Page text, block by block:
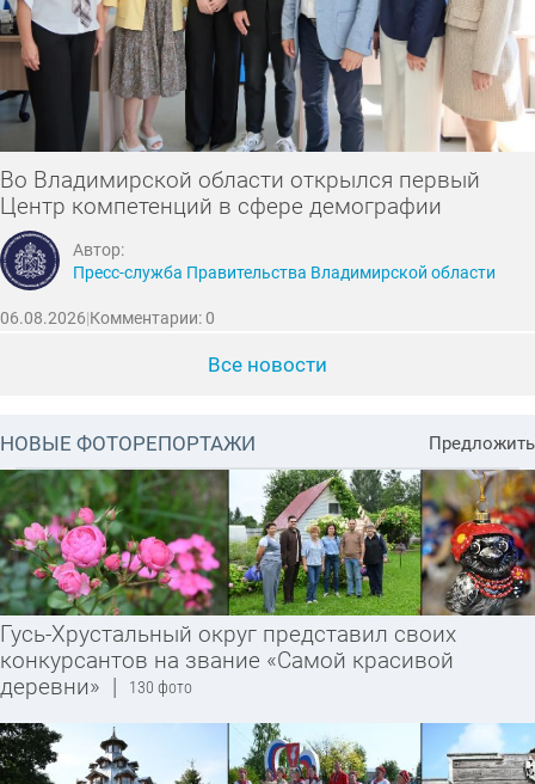
Во Владимирской области открылся первый
Центр компетенций в сфере демографии
Автор:
Пресс-служба Правительства Владимирской области
06.08.2026|Комментарии: 0
Все новости
НОВЫЕ ФОТОРЕПОРТАЖИ Предложить
Гусь-Хрустальный округ представил своих
конкурсантов на звание «Самой красивой
деревни» | 130 фото